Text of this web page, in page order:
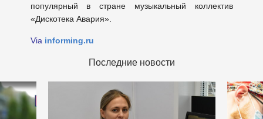
популярный в стране музыкальный коллектив
«Дискотека Авария».
Via informing.ru
Последние новости